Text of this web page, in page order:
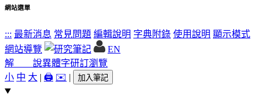
網站選單
::: 最新消息 常見問題 編輯說明 字典附錄 使用說明 顯示模式
網站導覽
EN
解 說異體字研訂瀏覽
小 中 大 | 🖨️ ✉️ | 加入筆記